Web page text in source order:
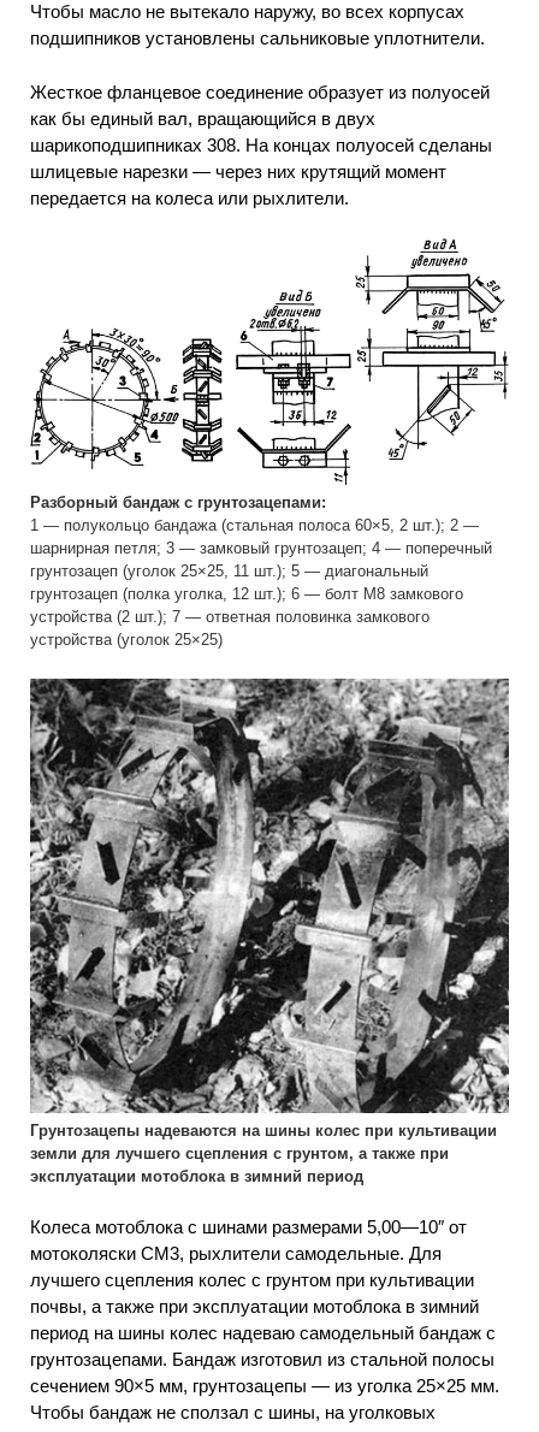
Чтобы масло не вытекало наружу, во всех корпусах
подшипников установлены сальниковые уплотнители.
Жесткое фланцевое соединение образует из полуосей
как бы единый вал, вращающийся в двух
шарикоподшипниках 308. На концах полуосей сделаны
шлицевые нарезки — через них крутящий момент
передается на колеса или рыхлители.
Разборный бандаж с грунтозацепами:
1 — полукольцо бандажа (стальная полоса 60×5, 2 шт.); 2 —
шарнирная петля; 3 — замковый грунтозацеп; 4 — поперечный
грунтозацеп (уголок 25×25, 11 шт.); 5 — диагональный
грунтозацеп (полка уголка, 12 шт.); 6 — болт М8 замкового
устройства (2 шт.); 7 — ответная половинка замкового
устройства (уголок 25×25)
Грунтозацепы надеваются на шины колес при культивации
земли для лучшего сцепления с грунтом, а также при
эксплуатации мотоблока в зимний период
Колеса мотоблока с шинами размерами 5,00—10″ от
мотоколяски СМ3, рыхлители самодельные. Для
лучшего сцепления колес с грунтом при культивации
почвы, а также при эксплуатации мотоблока в зимний
период на шины колес надеваю самодельный бандаж с
грунтозацепами. Бандаж изготовил из стальной полосы
сечением 90×5 мм, грунтозацепы — из уголка 25×25 мм.
Чтобы бандаж не сползал с шины, на уголковых